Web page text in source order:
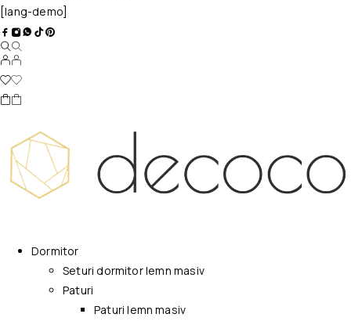
[lang-demo]
Dormitor
Seturi dormitor lemn masiv
Paturi
Paturi lemn masiv